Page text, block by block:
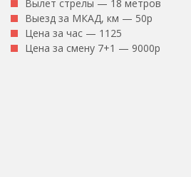
Вылет стрелы — 18 метров
Выезд за МКАД, км — 50р
Цена за час — 1125
Цена за смену 7+1 — 9000р